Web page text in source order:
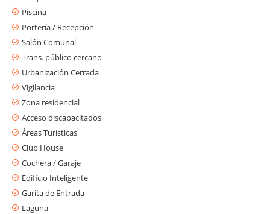
Piscina
Portería / Recepción
Salón Comunal
Trans. público cercano
Urbanización Cerrada
Vigilancia
Zona residencial
Acceso discapacitados
Áreas Turísticas
Club House
Cochera / Garaje
Edificio Inteligente
Garita de Entrada
Laguna